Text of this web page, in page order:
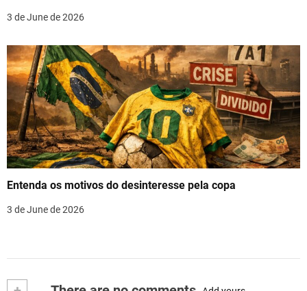
3 de June de 2026
Entenda os motivos do desinteresse pela copa
3 de June de 2026